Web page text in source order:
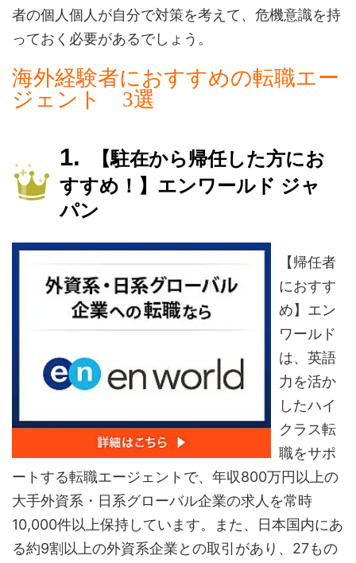
者の個人個人が自分で対策を考えて、危機意識を持
っておく必要があるでしょう。
海外経験者におすすめの転職エー
ジェント 3選
【駐在から帰任した方にお
すすめ！】エンワールド ジャ
パン
【帰任者
におすす
め】エン
ワールド
は、英語
力を活か
したハイ
クラス転
職をサポ
ートする転職エージェントで、年収800万円以上の
大手外資系・日系グローバル企業の求人を常時
10,000件以上保持しています。また、日本国内にあ
る約9割以上の外資系企業との取引があり、27もの